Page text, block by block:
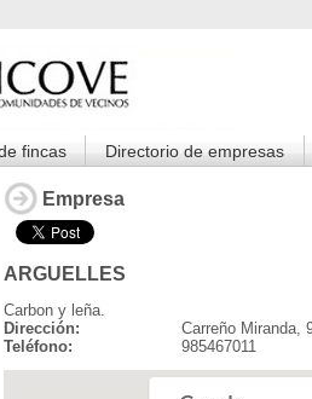
fincas Directorio de empresas
Empresa
ARGUELLES
Carbon y leña.
Dirección:
Carreño Miranda,
Teléfono:
985467011